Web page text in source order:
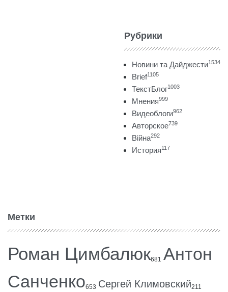
Рубрики
Новини та Дайджести1534
Brief1105
ТекстБлог1003
Мнения999
Видеоблоги962
Авторское739
Війна292
История117
Метки
Роман Цимбалюк681 Антон
Санченко653 Сергей Климовский211